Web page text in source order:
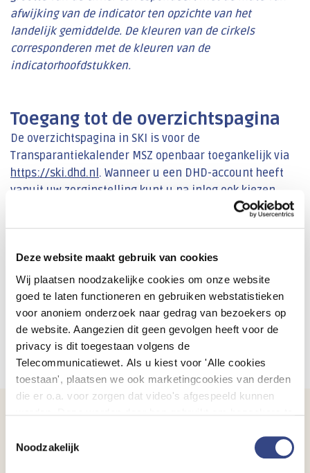
Deze website maakt gebruik van cookies
Wij plaatsen noodzakelijke cookies om onze website
goed te laten functioneren en gebruiken webstatistieken
voor anoniem onderzoek naar gedrag van bezoekers op
de website. Aangezien dit geen gevolgen heeft voor de
privacy is dit toegestaan volgens de
Telecommunicatiewet. Als u kiest voor 'Alle cookies
toestaan', plaatsen we ook marketingcookies van derden
die er o.a. voor zorgen dat video's afgespeeld kunnen
is advertenties weergeven die relevant zijn voor de
Noodzakelijk
afwijking van de indicator ten opzichte van het
landelijk gemiddelde. De kleuren van de cirkels
corresponderen met de kleuren van de
indicatorhoofdstukken.
Toegang tot de overzichtspagina
De overzichtspagina in SKI is voor de
Transparantiekalender MSZ openbaar toegankelijk via
https://ski.dhd.nl. Wanneer u een DHD-account heeft
vanuit uw zorginstelling kunt u na inlog ook kiezen
voor de overzichtspagina van de Transparantiekalender
MSR en de IGJ Basisset voor ziekenhuizen en
instelling en verslagjaar selecteren.
Binnenkort worden in SKI de indicatoren van
verslagjaar 2022 toegevoegd. Deze zijn onlangs door de
instellingen aangeleverd via OmniQ en door de
zelfstandige klinieken via een derde partij.
Neem contact met ons op via onderstaand formulier.